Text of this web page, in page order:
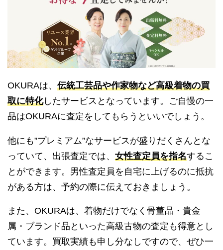
OKURAは、 伝統工芸品や作家物など高級着物の買
取に特化したサービスとなっています。ご自慢の一
品はOKURAに査定をしてもらうといいでしょう。
他にも”プレミアム”なサービスが盛りだくさんとな
っていて、出張査定では、 女性査定員を指名するこ
とができます。男性査定員を自宅に上げるのに抵抗
がある方は、予約の際に伝えておきましょう。
また、OKURAは、着物だけでなく骨董品・貴金
属・ブランド品といった高級古物の査定も得意とし
ています。買取実績も申し分なしですので、ぜひ一